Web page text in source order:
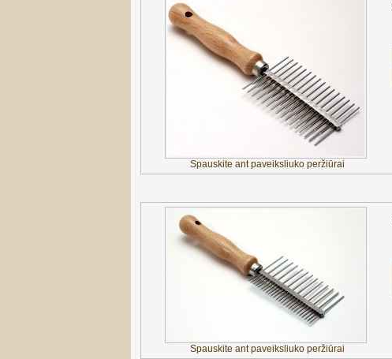
Spauskite ant paveiksliuko peržiūrai
Spauskite ant paveiksliuko peržiūrai